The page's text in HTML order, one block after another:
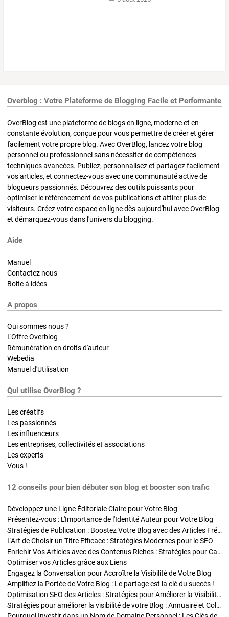
Overblog : Votre Plateforme de Blogging Facile et Performante
OverBlog est une plateforme de blogs en ligne, moderne et en
constante évolution, conçue pour vous permettre de créer et gérer
facilement votre propre blog. Avec OverBlog, lancez votre blog
personnel ou professionnel sans nécessiter de compétences
techniques avancées. Publiez, personnalisez et partagez facilement
vos articles, et connectez-vous avec une communauté active de
blogueurs passionnés. Découvrez des outils puissants pour
optimiser le référencement de vos publications et attirer plus de
visiteurs. Créez votre espace en ligne dès aujourd'hui avec OverBlog
et démarquez-vous dans l'univers du blogging.
Aide
Manuel
Contactez nous
Boite à idées
A propos
Qui sommes nous ?
L'Offre Overblog
Rémunération en droits d'auteur
Webedia
Manuel d'Utilisation
Qui utilise OverBlog ?
Les créatifs
Les passionnés
Les influenceurs
Les entreprises, collectivités et associations
Les experts
Vous !
12 conseils pour bien débuter son blog et booster son trafic
Développez une Ligne Éditoriale Claire pour Votre Blog
Présentez-vous : L'Importance de l'Identité Auteur pour Votre Blog
Stratégies de Publication : Boostez Votre Blog avec des Articles Fréquents et Exclusifs
L'Art de Choisir un Titre Efficace : Stratégies Modernes pour le SEO
Enrichir Vos Articles avec des Contenus Riches : Stratégies pour Captiver et Optimiser
Optimiser vos Articles grâce aux Liens
Engagez la Conversation pour Accroître la Visibilité de Votre Blog
Amplifiez la Portée de Votre Blog : Le partage est la clé du succès !
Optimisation SEO des Articles : Stratégies pour Améliorer la Visibilité de Votre Blog
Stratégies pour améliorer la visibilité de votre Blog : Annuaire et Collaborations